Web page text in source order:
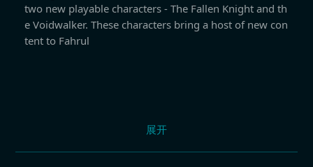
two new playable characters - The Fallen Knight and th
e Voidwalker. These characters bring a host of new con
tent to Fahrul
展开